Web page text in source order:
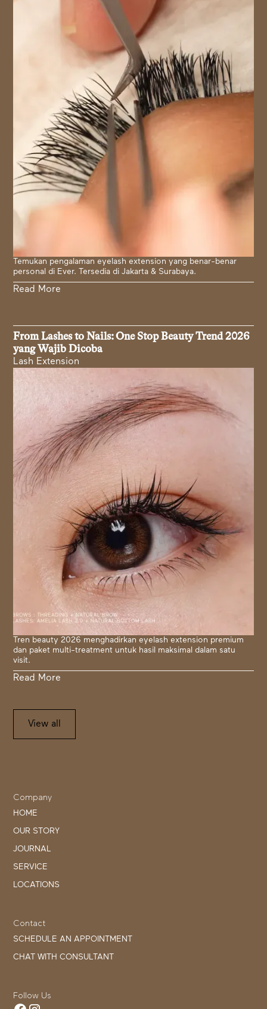
Temukan pengalaman eyelash extension yang benar-benar
personal di Ever. Tersedia di Jakarta & Surabaya.
Read More
From Lashes to Nails: One Stop Beauty Trend 2026
yang Wajib Dicoba
Lash Extension
Tren beauty 2026 menghadirkan eyelash extension premium
dan paket multi-treatment untuk hasil maksimal dalam satu
visit.
Read More
View all
Company
HOME
OUR STORY
JOURNAL
SERVICE
LOCATIONS
Contact
SCHEDULE AN APPOINTMENT
CHAT WITH CONSULTANT
Follow Us